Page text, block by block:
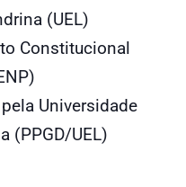
(UEL)
Constitucional
Universidade
(PPGD/UEL)